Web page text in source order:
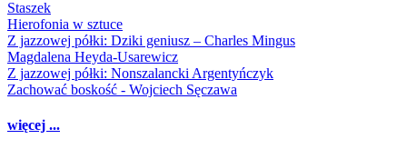
Staszek
Hierofonia w sztuce
Z jazzowej półki: Dziki geniusz – Charles Mingus
Magdalena Heyda-Usarewicz
Z jazzowej półki: Nonszalancki Argentyńczyk
Zachować boskość - Wojciech Sęczawa
więcej ...